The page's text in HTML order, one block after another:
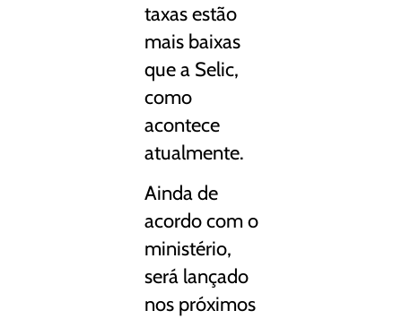
taxas estão
mais baixas
que a Selic,
como
acontece
atualmente.
Ainda de
acordo com o
ministério,
será lançado
nos próximos